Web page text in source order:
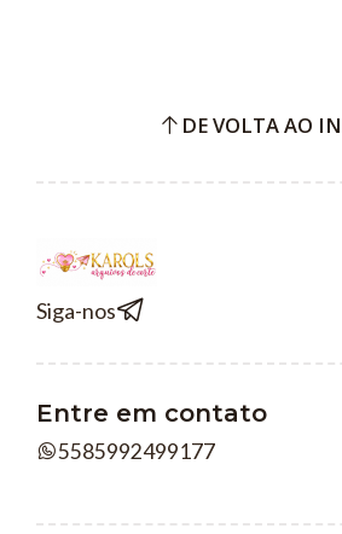
DE VOLTA AO
Siga-nos
Entre em contato
5585992499177